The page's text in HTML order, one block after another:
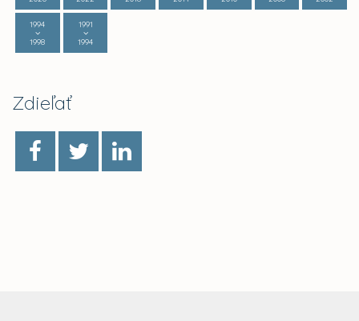
1994
1998
1991
1994
Zdieľať